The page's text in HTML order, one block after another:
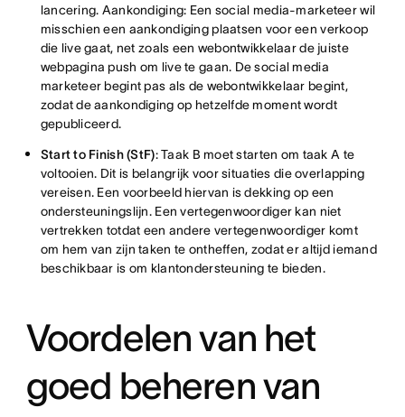
lancering. Aankondiging: Een social media-marketeer wil
misschien een aankondiging plaatsen voor een verkoop
die live gaat, net zoals een webontwikkelaar de juiste
webpagina push om live te gaan. De social media
marketeer begint pas als de webontwikkelaar begint,
zodat de aankondiging op hetzelfde moment wordt
gepubliceerd.
Start to Finish (StF): Taak B moet starten om taak A te
voltooien. Dit is belangrijk voor situaties die overlapping
vereisen. Een voorbeeld hiervan is dekking op een
ondersteuningslijn. Een vertegenwoordiger kan niet
vertrekken totdat een andere vertegenwoordiger komt
om hem van zijn taken te ontheffen, zodat er altijd iemand
beschikbaar is om klantondersteuning te bieden.
Voordelen van het
goed beheren van